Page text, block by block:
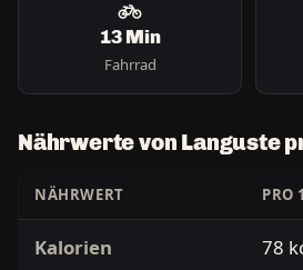
13 Min
Fahrrad
Nährwerte von Languste
NÄHRWERT PRO
Kalorien 78